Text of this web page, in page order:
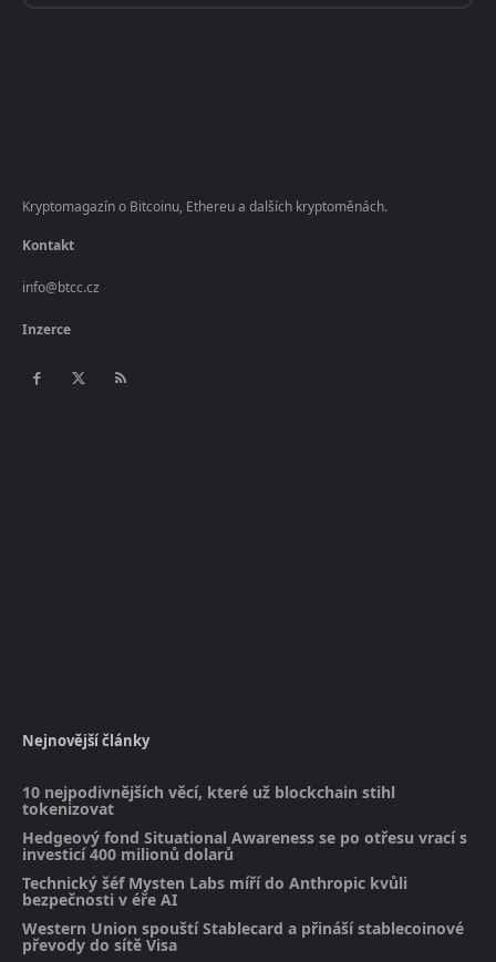
Kryptomagazín o Bitcoinu, Ethereu a dalších kryptoměnách.
Kontakt
info@btcc.cz
Inzerce
Nejnovější články
10 nejpodivnějších věcí, které už blockchain stihl
tokenizovat
Hedgeový fond Situational Awareness se po otřesu vrací s
investicí 400 milionů dolarů
Technický šéf Mysten Labs míří do Anthropic kvůli
bezpečnosti v éře AI
Western Union spouští Stablecard a přináší stablecoinové
převody do sítě Visa